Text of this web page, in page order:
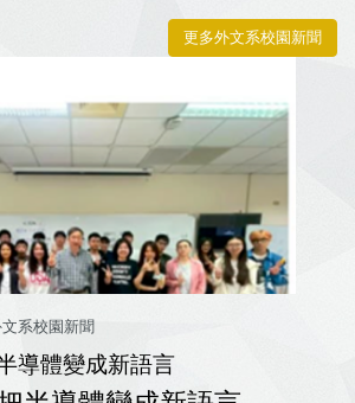
更多外文系校園新聞
系校園新聞
導體變成新語言